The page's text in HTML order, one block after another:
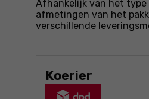
Afhankelijk van het type
afmetingen van het
verschillende
Koerier